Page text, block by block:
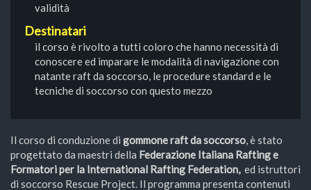
validità
Destinatari
il corso è rivolto a tutti coloro che hanno necessità di
conoscere ed imparare le modalità di navigazione con
natante raft da soccorso, le procedure standard e le
tecniche di soccorso con questo mezzo
Il corso di conduzione di gommone raft da soccorso, è stato
progettato da maestri della Federazione Italiana Rafting e
Formatori per la International Rafting Federation, ed istruttori
di soccorso Rescue Project. Il programma presenta contenuti